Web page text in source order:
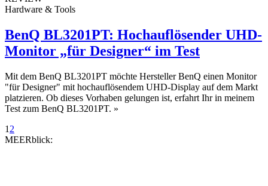
Hardware & Tools
BenQ BL3201PT: Hochauflösender UHD-
Monitor „für Designer“ im Test
Mit dem BenQ BL3201PT möchte Hersteller BenQ einen Monitor
"für Designer" mit hochauflösendem UHD-Display auf dem Markt
platzieren. Ob dieses Vorhaben gelungen ist, erfahrt Ihr in meinem
Test zum BenQ BL3201PT. »
1 2
MEERblick: